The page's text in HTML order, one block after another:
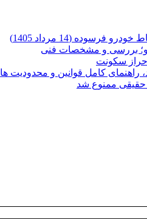
(14 مرداد 1405)
سکونت
راهنمای کامل قوانین و محدودیت ها
ممنوع شد